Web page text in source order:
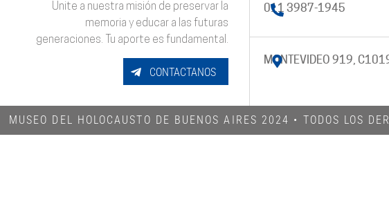
Unite a nuestra misión de preservar la
memoria y educar a las futuras
generaciones. Tu aporte es fundamental.
CONTACTANOS
011 3987-1945
MONTEVIDEO 919,
MUSEO DEL HOLOCAUSTO DE BUENOS AIRES 2024​ • TODOS LOS